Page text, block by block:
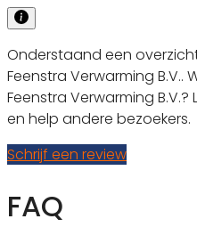
Onderstaand een
Feenstra Verwarming B.V..
Feenstra Verwarming
en help andere bezoekers.
Schrijf een review
FAQ